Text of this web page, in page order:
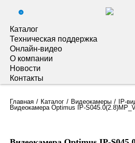
0
Каталог
Техническая поддержка
Онлайн-видео
О компании
Новости
Контакты
Главная Каталог Видеокамеры
IP-
Видеокамера Optimus IP-